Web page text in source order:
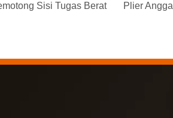
Sisi Tugas Berat